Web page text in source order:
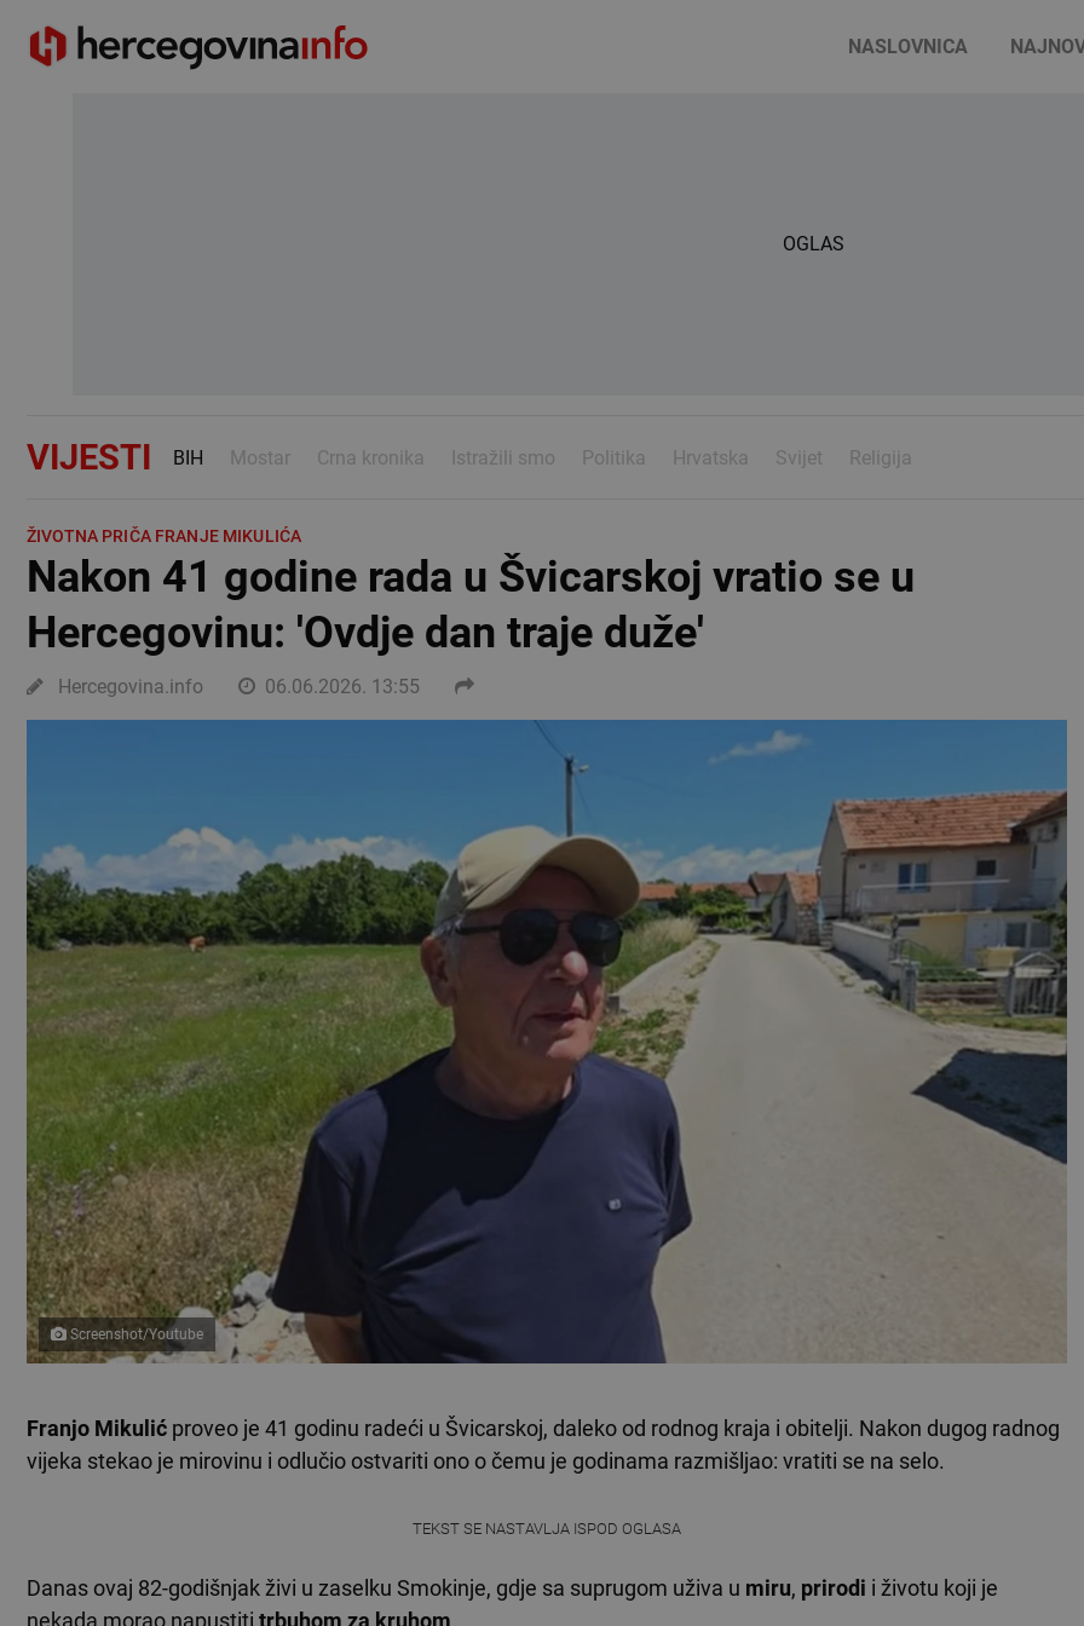
NASLOVNICA
OGLAS
VIJESTI BIH Mostar Crna kronika Istražili smo Politika Hrvatska Svijet Religija
ŽIVOTNA PRIČA FRANJE MIKULIĆA
Nakon 41 godine rada u Švicarskoj vratio se u
Hercegovinu: 'Ovdje dan traje duže'
Hercegovina.info 06.06.2026. 13:55
Screenshot/Youtube
Franjo Mikulić proveo je 41 godinu radeći u Švicarskoj, daleko od rodnog kraja i obitelji. Nakon dugog radnog
vijeka stekao je mirovinu i odlučio ostvariti ono o čemu je godinama razmišljao: vratiti se na selo.
TEKST SE NASTAVLJA ISPOD OGLASA
Danas ovaj 82-godišnjak živi u zaselku Smokinje, gdje sa suprugom uživa u miru, prirodi i životu koji je
nekada morao napustiti trbuhom za kruhom.